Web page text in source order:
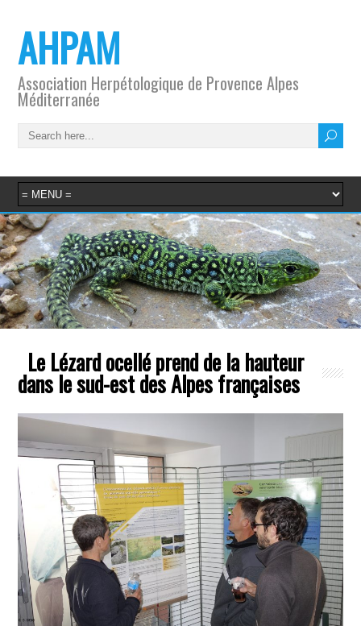
AHPAM
Association Herpétologique de Provence Alpes
Méditerranée
Le Lézard ocellé prend de la hauteur
dans le sud-est des Alpes françaises